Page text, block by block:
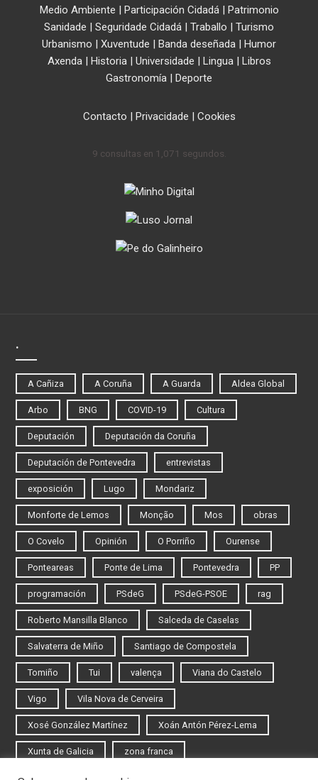
Medio Ambiente | Participación Cidadá| Patrimonio
Sanidade | Seguridade Cidadá | Traballo | Turismo
Urbanismo | Xuventude | Banda deseñada | Humor
Axenda| Historia| Universidade | Lingua| Libros
Gastronomía | Deporte
Contacto | Privacidade | Cookies
9 consultas en 1,071 segundos.
.
A Cañiza A Coruña A Guarda Aldea Global
Arbo BNG COVID-19 Cultura
Deputación Deputación da Coruña
Deputación de Pontevedra entrevistas
exposición Lugo Mondariz
Monforte de Lemos Monção Mos obras
O Covelo Opinión O Porriño Ourense
Ponteareas Ponte de Lima Pontevedra PP
programación PSdeG PSdeG-PSOE rag
Roberto Mansilla Blanco Salceda de Caselas
Salvaterra de Miño Santiago de Compostela
Tomiño Tui valença Viana do Castelo
Vigo Vila Nova de Cerveira
Xosé González Martínez Xoán Antón Pérez-Lema
Xunta de Galicia zona franca